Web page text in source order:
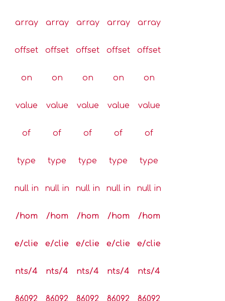
array
offset
on
value
of
type
null in
/hom
e/clie
nts/4
86092
array
offset
on
value
of
type
null in
/hom
e/clie
nts/4
86092
array
offset
on
value
of
type
null in
/hom
e/clie
nts/4
86092
array
offset
on
value
of
type
null in
/hom
e/clie
nts/4
86092
array
offset
on
value
of
type
null in
/hom
e/clie
nts/4
86092